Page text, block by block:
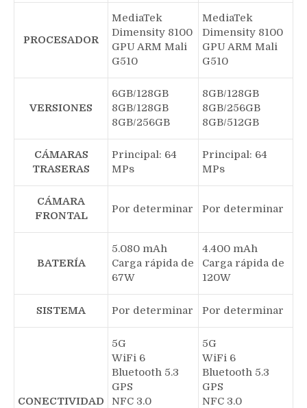
PROCESADOR
MediaTek
Dimensity 8100
GPU ARM Mali
G510
MediaTek
Dimensity 8100
GPU ARM Mali
G510
VERSIONES
6GB/128GB
8GB/128GB
8GB/256GB
8GB/128GB
8GB/256GB
8GB/512GB
CÁMARAS
TRASERAS
Principal: 64
MPs
Principal: 64
MPs
CÁMARA
FRONTAL
Por determinar Por determinar
BATERÍA
5.080 mAh
Carga rápida de
67W
4.400 mAh
Carga rápida de
120W
SISTEMA Por determinar Por determinar
CONECTIVIDAD
5G
WiFi 6
Bluetooth 5.3
GPS
NFC 3.0
5G
WiFi 6
Bluetooth 5.3
GPS
NFC 3.0